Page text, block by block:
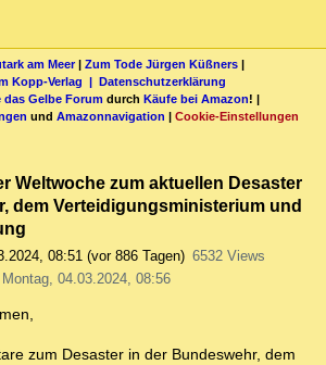
am Meer| Zum Tode Jürgen Küßners |
Kopp-Verlag | Datenschutzerklärung
das Gelbe Forum durch Käufe bei Amazon! |
und Amazonnavigation | Cookie-Einstellungen
Weltwoche zum aktuellen Desaster
dem Verteidigungsministerium und
08:51 (vor 886 Tagen) 6532 Views
04.03.2024, 08:56
zum Desaster in der Bundeswehr, dem